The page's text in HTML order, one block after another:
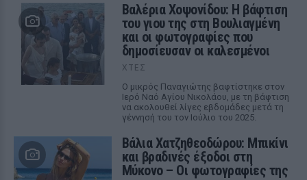
Βαλέρια Χοψονίδου: Η βάφτιση
του γιου της στη Βουλιαγμένη
και οι φωτογραφίες που
δημοσίευσαν οι καλεσμένοι
ΧΤΕΣ
Ο μικρός Παναγιώτης βαφτίστηκε στον
Ιερό Ναό Αγίου Νικολάου, με τη βάφτιση
να ακολουθεί λίγες εβδομάδες μετά τη
γέννησή του τον Ιούλιο του 2025.
Βάλια Χατζηθεοδώρου: Μπικίνι
και βραδινές έξοδοι στη
Μύκονο – Οι φωτογραφίες της